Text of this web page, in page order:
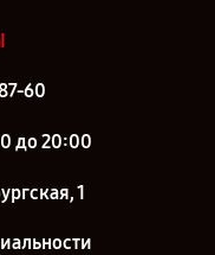
60
до 20:00
1